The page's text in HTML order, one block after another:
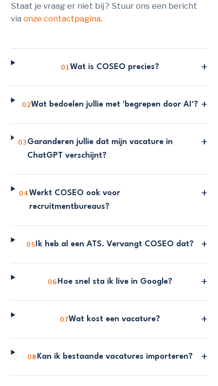
Staat je vraag er niet bij? Stuur ons een bericht
via onze contactpagina.
01 Wat is COSEO precies? +
02Wat bedoelen jullie met 'begrepen door AI'? +
03 Garanderen jullie dat mijn vacature in
ChatGPT verschijnt?
+
04 Werkt COSEO ook voor
recruitmentbureaus?
+
05 Ik heb al een ATS. Vervangt COSEO dat? +
06 Hoe snel sta ik live in Google? +
07Wat kost een vacature? +
08 Kan ik bestaande vacatures importeren? +